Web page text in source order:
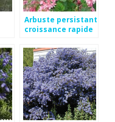
Arbuste persistant
croissance rapide